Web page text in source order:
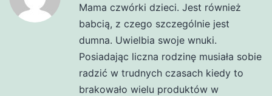
Mama czwórki dzieci. Jest również
babcią, z czego szczególnie jest
dumna. Uwielbia swoje wnuki.
Posiadając liczna rodzinę musiała sobie
radzić w trudnych czasach kiedy to
brakowało wielu produktów w